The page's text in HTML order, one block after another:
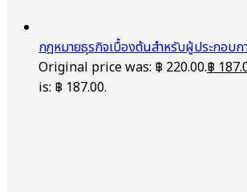
กฎหมายธุรกิจเบื้องต้นสำหรับผู้ประกอบก
Original price was: ฿ 220.00.฿
is: ฿ 187.00.